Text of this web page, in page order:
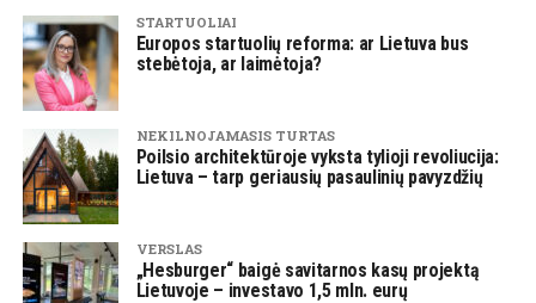
STARTUOLIAI
Europos startuolių reforma: ar Lietuva bus
stebėtoja, ar laimėtoja?
NEKILNOJAMASIS TURTAS
Poilsio architektūroje vyksta tylioji revoliucija:
Lietuva – tarp geriausių pasaulinių pavyzdžių
VERSLAS
„Hesburger“ baigė savitarnos kasų projektą
Lietuvoje – investavo 1,5 mln. eurų